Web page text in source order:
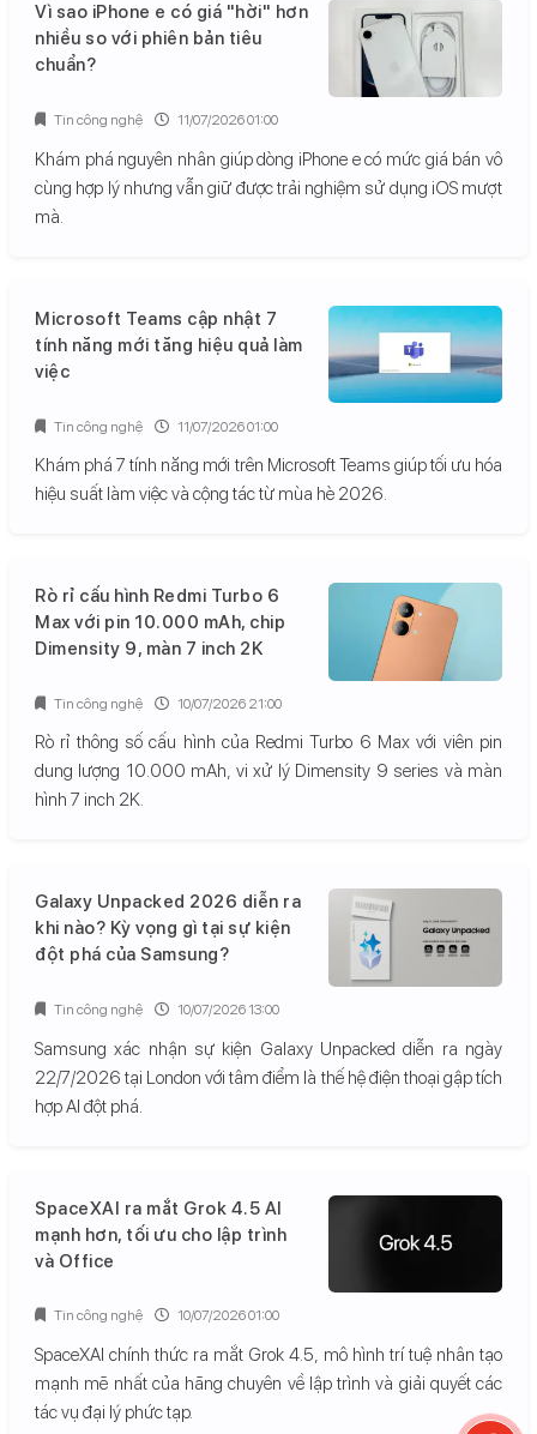
Vì sao iPhone e có giá "hời" hơn
nhiều so với phiên bản tiêu
chuẩn?
Khám phá nguyên nhân giúp dòng iPhone e có mức giá bán vô
cùng hợp lý nhưng vẫn giữ được trải nghiệm sử dụng iOS mượt
mà.
Tin công nghệ 11/07/2026 01:00
Microsoft Teams cập nhật 7
tính năng mới tăng hiệu quả làm
việc
Khám phá 7 tính năng mới trên Microsoft Teams giúp tối ưu hóa
hiệu suất làm việc và cộng tác từ mùa hè 2026.
Tin công nghệ 11/07/2026 01:00
Rò rỉ cấu hình Redmi Turbo 6
Max với pin 10.000 mAh, chip
Dimensity 9, màn 7 inch 2K
Rò rỉ thông số cấu hình của Redmi Turbo 6 Max với viên pin
dung lượng 10.000 mAh, vi xử lý Dimensity 9 series và màn
hình 7 inch 2K.
Tin công nghệ 10/07/2026 21:00
Galaxy Unpacked 2026 diễn ra
khi nào? Kỳ vọng gì tại sự kiện
đột phá của Samsung?
Samsung xác nhận sự kiện Galaxy Unpacked diễn ra ngày
22/7/2026 tại London với tâm điểm là thế hệ điện thoại gập tích
hợp AI đột phá.
Tin công nghệ 10/07/2026 13:00
SpaceXAI ra mắt Grok 4.5 AI
mạnh hơn, tối ưu cho lập trình
và Office
SpaceXAI chính thức ra mắt Grok 4.5, mô hình trí tuệ nhân tạo
mạnh mẽ nhất của hãng chuyên về lập trình và giải quyết các
tác vụ đại lý phức tạp.
Tin công nghệ 10/07/2026 01:00